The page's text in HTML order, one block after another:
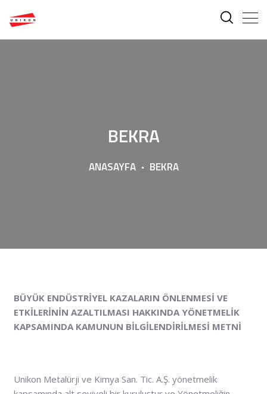
BEKRA
ANASAYFA BEKRA
BÜYÜK ENDÜSTRİYEL KAZALARIN ÖNLENMESİ VE
ETKİLERİNİN AZALTILMASI HAKKINDA YÖNETMELİK
KAPSAMINDA KAMUNUN BİLGİLENDİRİLMESİ METNİ
Unikon Metalürji ve Kimya San. Tic. A.Ş. yönetmelik